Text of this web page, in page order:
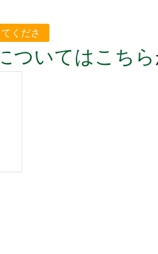
てくださ
ついてはこちら